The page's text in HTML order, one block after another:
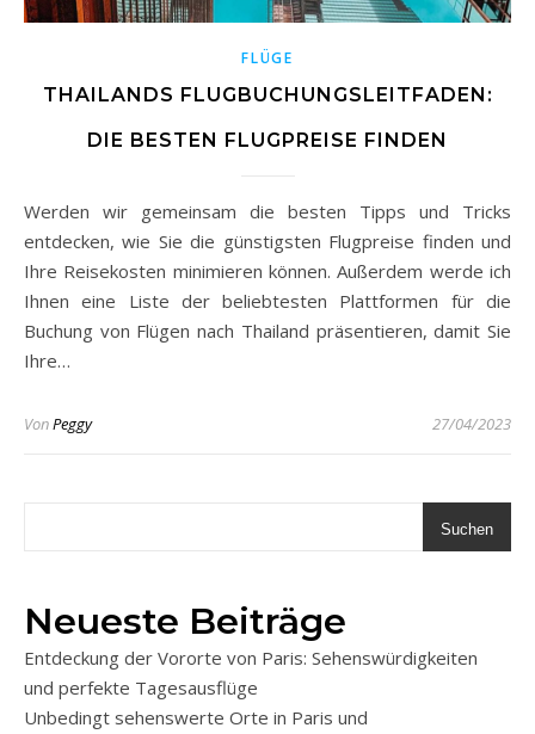
FLÜGE
THAILANDS FLUGBUCHUNGSLEITFADEN:
DIE BESTEN FLUGPREISE FINDEN
Werden wir gemeinsam die besten Tipps und Tricks
entdecken, wie Sie die günstigsten Flugpreise finden und
Ihre Reisekosten minimieren können. Außerdem werde ich
Ihnen eine Liste der beliebtesten Plattformen für die
Buchung von Flügen nach Thailand präsentieren, damit Sie
Ihre…
VonPeggy 27/04/2023
Suchen
Neueste Beiträge
Entdeckung der Vororte von Paris: Sehenswürdigkeiten
und perfekte Tagesausflüge
Unbedingt sehenswerte Orte in Paris und